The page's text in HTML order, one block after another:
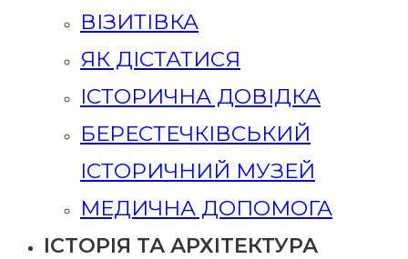
ВІЗИТІВКА
ЯК ДІСТАТИСЯ
ІСТОРИЧНА ДОВІДКА
БЕРЕСТЕЧКІВСЬКИЙ
ІСТОРИЧНИЙ МУЗЕЙ
МЕДИЧНА ДОПОМОГА
ІСТОРІЯ ТА АРХІТЕКТУРА